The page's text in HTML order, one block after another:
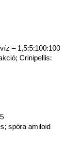
– 1,5:5:100:100
Crinipellis:
spóra amiloid